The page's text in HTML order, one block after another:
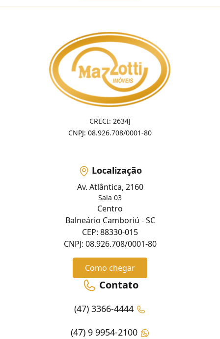
CRECI: 2634J
CNPJ: 08.926.708/0001-80
Localização
Av. Atlântica, 2160
Sala 03
Centro
Balneário Camboriú - SC
CEP: 88330-015
CNPJ: 08.926.708/0001-80
Como chegar
Contato
(47) 3366-4444
(47) 9 9954-2100